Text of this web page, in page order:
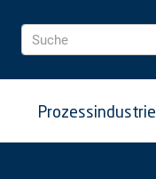
Suche
Prozessindustrie